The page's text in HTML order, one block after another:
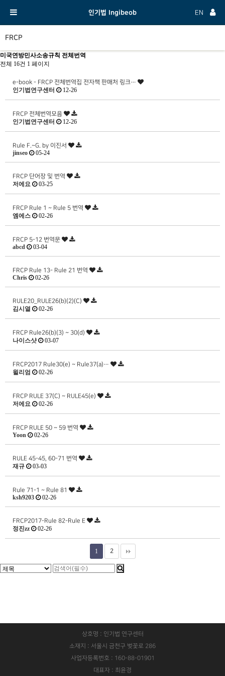
인기법 Ingibeob EN
FRCP
미국연방민사소송규칙 전체번역
전체 16건 1 페이지
e-book - FRCP 전체번역집 전자책 판매처 링크…
인기법연구센터 12-26
FRCP 전체번역모음
인기법연구센터 12-26
Rule F.~G. by 이진서
jinseo 05-24
FRCP 단어장 및 번역
저에요 03-25
FRCP Rule 1 ~ Rule 5 번역
엠에스 02-26
FRCP 5-12 번역문
abcd 03-04
FRCP Rule 13- Rule 21 번역
Chris 02-26
RULE20_RULE26(b)(2)(C)
김시열 02-26
FRCP Rule26(b)(3) ~ 30(d)
나이스샷 03-07
FRCP2017 Rule30(e) ~ Rule37(a)…
윌리엄 02-26
FRCP RULE 37(C) ~ RULE45(e)
저에요 02-26
FRCP RULE 50 ~ 59 번역
Yoon 02-26
RULE 45-45, 60-71 번역
재규 03-03
Rule 71-1 ~ Rule 81
ksh9203 02-26
FRCP2017-Rule 82-Rule E
정진zz 02-26
1 2
상호명 : 인기법 연구센터
소재지 : 서울시 금천구 벚꽃로 286
사업자등록번호 : 160-88-01901
대표자 : 최윤경